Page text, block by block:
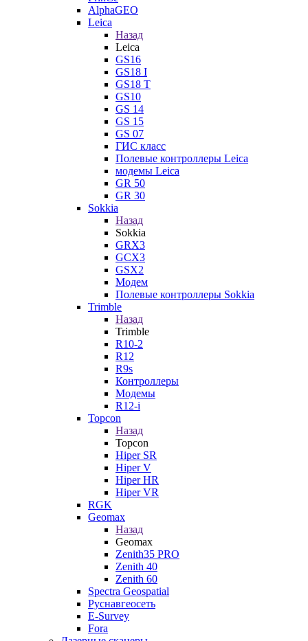
AlphaGEO
Leica
Назад
Leica
GS16
GS18 I
GS18 T
GS10
GS 14
GS 15
GS 07
ГИС класс
Полевые контроллеры Leica
модемы Leica
GR 50
GR 30
Sokkia
Назад
Sokkia
GRX3
GCX3
GSX2
Модем
Полевые контроллеры Sokkia
Trimble
Назад
Trimble
R10-2
R12
R9s
Контроллеры
Модемы
R12-i
Topcon
Назад
Topcon
Hiper SR
Hiper V
Hiper HR
Hiper VR
RGK
Geomax
Назад
Geomax
Zenith35 PRO
Zenith 40
Zenith 60
Spectra Geospatial
Руснавгеосеть
E-Survey
Fora